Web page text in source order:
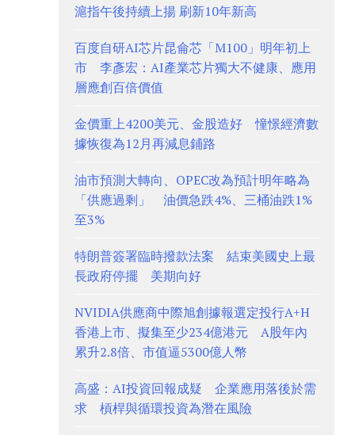
滬指午後持續上揚 刷新10年新高
百度自研AI芯片昆侖芯「M100」明年初上
市 李彥宏：AI產業芯片獨大不健康、應用
層應創百倍價值
金價重上4200美元、金股造好 憧憬經濟數
據恢復為12月再減息鋪路
油市預測大轉向、OPEC改為預計明年略為
「供應過剩」 油價急跌4%、三桶油跌1%
至3%
特朗普簽署臨時撥款法案 結束美國史上最
長政府停擺 美期向好
NVIDIA供應商中際旭創據報選定投行A+H
香港上市、擬集至少234億港元 A股年內
累升2.8倍、市值逼5300億人幣
高盛：AI投資回報成疑 企業應用落後於需
求 槓桿與循環投資為潛在風險